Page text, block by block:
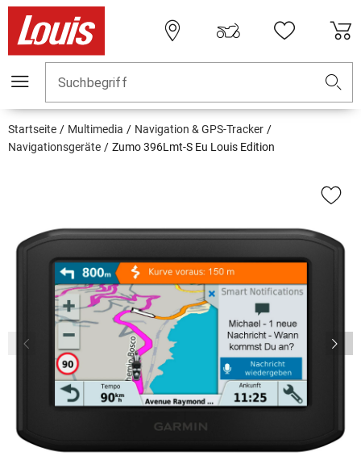
Suchbegriff
Startseite Multimedia
Navigation & GPS-Tracker
Navigationsgeräte
Zumo 396Lmt-S Eu Louis Edition